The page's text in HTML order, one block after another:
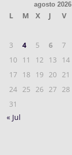
agosto 2026
L M X J V
3
4 5 6 7
10
11 12 13 14
17
18 19 20 21
24
25 26 27 28
31
« Jul